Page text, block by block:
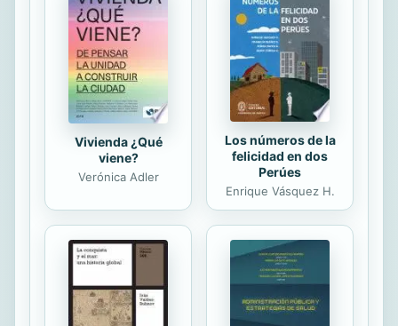
Vivienda ¿Qué
viene?
Verónica Adler
Los números de la
felicidad en dos
Perúes
Enrique Vásquez H.